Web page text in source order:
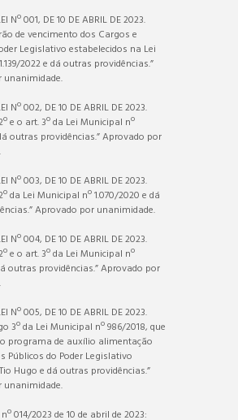
Nº 001, DE 10 DE ABRIL DE 2023.
de vencimento dos Cargos e
Legislativo estabelecidos na Lei
2022 e dá outras providências.”
Nº 002, DE 10 DE ABRIL DE 2023.
e o art. 3º da Lei Municipal nº
outras providências.” Aprovado por
Nº 003, DE 10 DE ABRIL DE 2023.
da Lei Municipal nº 1.070/2020 e dá
Aprovado por unanimidade.
Nº 004, DE 10 DE ABRIL DE 2023.
e o art. 3º da Lei Municipal nº
outras providências.” Aprovado por
Nº 005, DE 10 DE ABRIL DE 2023.
3º da Lei Municipal nº 986/2018, que
programa de auxílio alimentação
Públicos do Poder Legislativo
Hugo e dá outras providências.”
014/2023 de 10 de abril de 2023: